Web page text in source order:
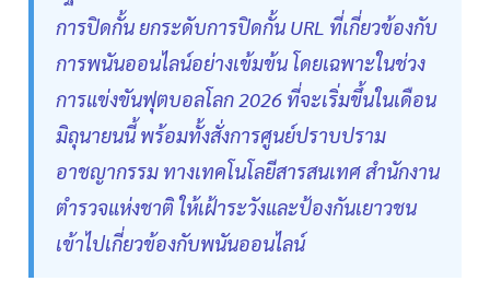
การปิดกั้น ยกระดับการปิดกั้น URL ที่เกี่ยวข้องกับ
การพนันออนไลน์อย่างเข้มข้น โดยเฉพาะในช่วง
การแข่งขันฟุตบอลโลก 2026 ที่จะเริ่มขึ้นในเดือน
มิถุนายนนี้ พร้อมทั้งสั่งการศูนย์ปราบปราม
อาชญากรรม ทางเทคโนโลยีสารสนเทศ สำนักงาน
ตำรวจแห่งชาติ ให้เฝ้าระวังและป้องกันเยาวชน
เข้าไปเกี่ยวข้องกับพนันออนไลน์